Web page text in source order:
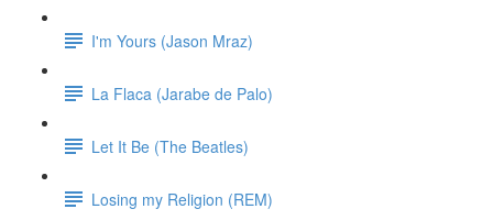
I'm Yours (Jason Mraz)
La Flaca (Jarabe de Palo)
Let It Be (The Beatles)
Losing my Religion (REM)